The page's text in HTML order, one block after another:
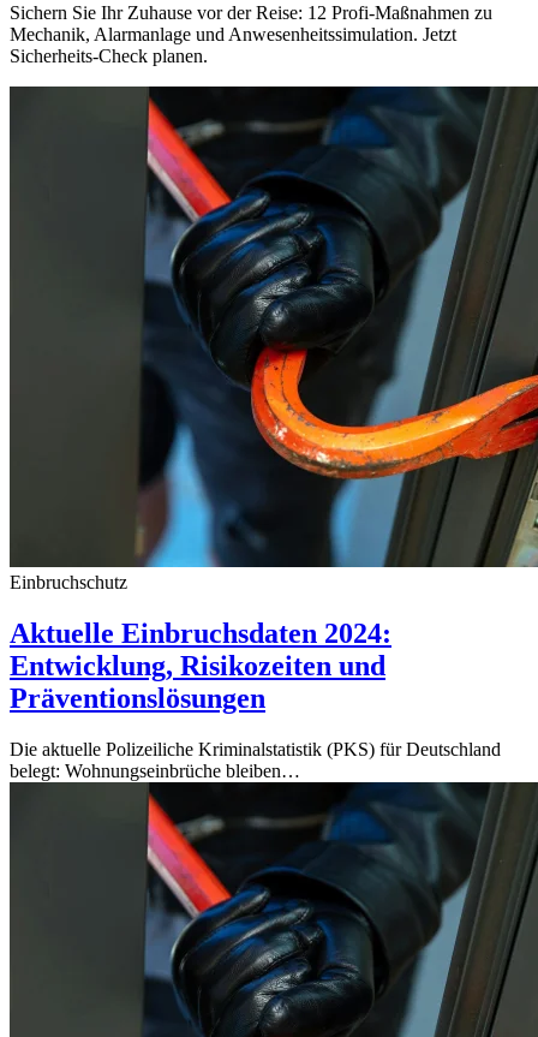
Sichern Sie Ihr Zuhause vor der Reise: 12 Profi-Maßnahmen zu
Mechanik, Alarmanlage und Anwesenheitssimulation. Jetzt
Sicherheits-Check planen.
Einbruchschutz
Aktuelle Einbruchsdaten 2024:
Entwicklung, Risikozeiten und
Präventionslösungen
Die aktuelle Polizeiliche Kriminalstatistik (PKS) für Deutschland
belegt: Wohnungseinbrüche bleiben…